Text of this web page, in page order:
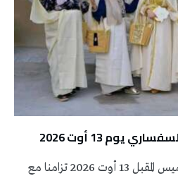
يوم 13 أوت 2026
تُنظم جمعية تراثنا يوم الخميس المقبل 13 أوت 2026 تزامنا مع